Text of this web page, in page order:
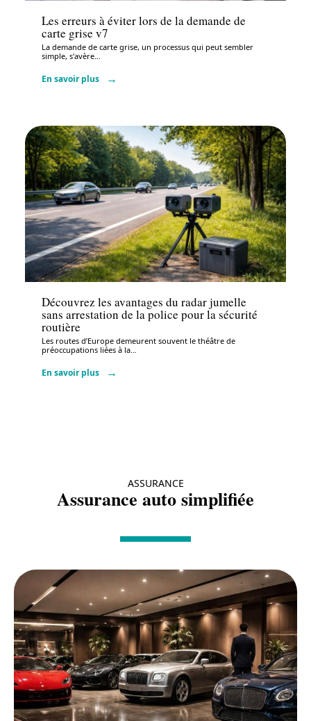
Les erreurs à éviter lors de la demande de
carte grise v7
La demande de carte grise, un processus qui peut sembler
simple, s'avère
En savoir plus
Administratif
Découvrez les avantages du radar jumelle
sans arrestation de la police pour la sécurité
routière
Les routes d’Europe demeurent souvent le théâtre de
préoccupations liées à la…
En savoir plus
ASSURANCE
Assurance auto simplifiée